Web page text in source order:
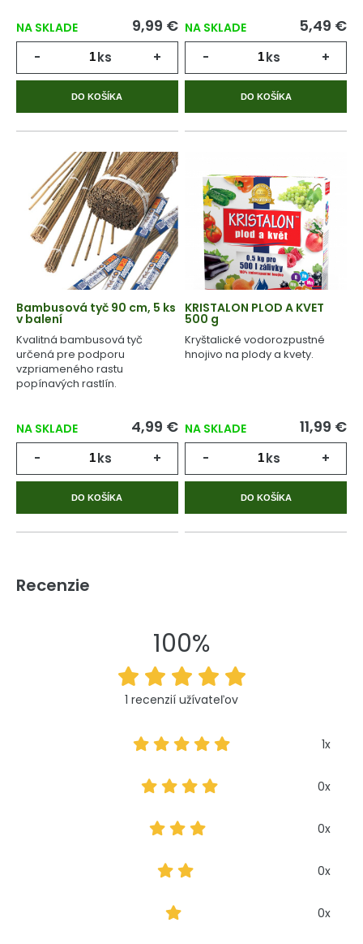
NA SKLADE 9,99 €
- ks +
DO KOŠÍKA
NA SKLADE 5,49 €
- ks +
DO KOŠÍKA
Bambusová tyč 90 cm, 5 ks
v balení
Kvalitná bambusová tyč
určená pre podporu
vzpriameného rastu
popínavých rastlín.
NA SKLADE 4,99 €
- ks +
DO KOŠÍKA
KRISTALON PLOD A KVET
500 g
Kryštalické vodorozpustné
hnojivo na plody a kvety.
NA SKLADE 11,99 €
- ks +
DO KOŠÍKA
Recenzie
100%
1 recenzií užívateľov
1x
0x
0x
0x
0x